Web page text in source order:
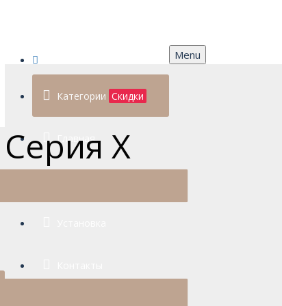
Категории Скидки
Главная
Menu
Серия X